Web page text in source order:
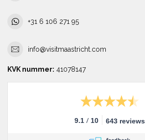
+31 6 106 271 95
info@visitmaastricht.com
KVK nummer: 41078147
9.1 / 10 643 reviews